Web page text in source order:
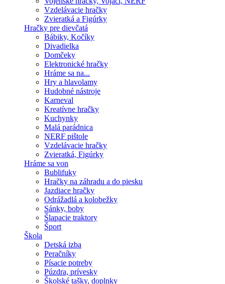
Vzdelávacie hračky
Zvieratká a Figúrky
Hračky pre dievčatá
Bábiky, Kočíky
Divadielka
Domčeky
Elektronické hračky
Hráme sa na...
Hry a hlavolamy
Hudobné nástroje
Karneval
Kreatívne hračky
Kuchynky
Malá parádnica
NERF pištole
Vzdelávacie hračky
Zvieratká, Figúrky
Hráme sa von
Bublifuky
Hračky na záhradu a do piesku
Jazdiace hračky
Odrážadlá a kolobežky
Sánky, boby
Šlapacie traktory
Šport
Škola
Detská izba
Peračníky
Písacie potreby
Púzdra, prívesky
Školské tašky, doplnky